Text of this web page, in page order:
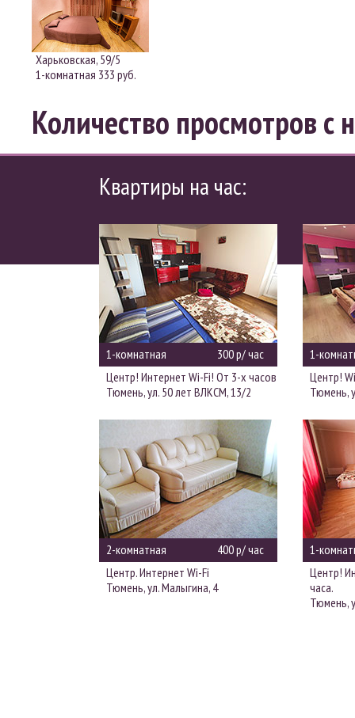
Харьковская, 59/5
1-комнатная 333 руб.
Количество просмотров с
Квартиры на час:
1-комнатная
300 р/ час
Центр! Интернет Wi-Fi! От 3-х часов
Тюмень, ул. 50 лет ВЛКСМ, 13/2
1-
Центр!
Тюмень,
2-комнатная
400 р/ час
Центр. Интернет Wi-Fi
Тюмень, ул. Малыгина, 4
1-
Центр!
часа.
Тюмень,